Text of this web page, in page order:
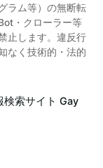
ラム等）の無断転
・クローラー等
止します。違反行
なく技術的・法的
検索サイト Gay